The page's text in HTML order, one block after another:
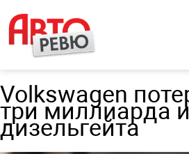
Volkswagen
три миллиарда
дизельгейта